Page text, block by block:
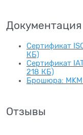
Документация
Сертификат
КБ)
Сертификат
218 КБ)
Брошюра:
Отзывы